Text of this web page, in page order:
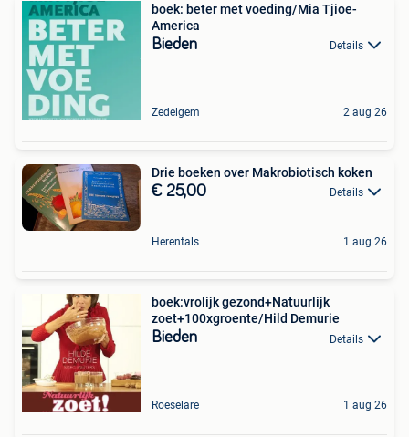
boek: beter met voeding/Mia Tjioe-
America
Bieden Details
Zedelgem 2 aug 26
Drie boeken over Makrobiotisch koken
€ 25,00 Details
Herentals 1 aug 26
boek:vrolijk gezond+Natuurlijk
zoet+100xgroente/Hild Demurie
Bieden Details
Roeselare 1 aug 26